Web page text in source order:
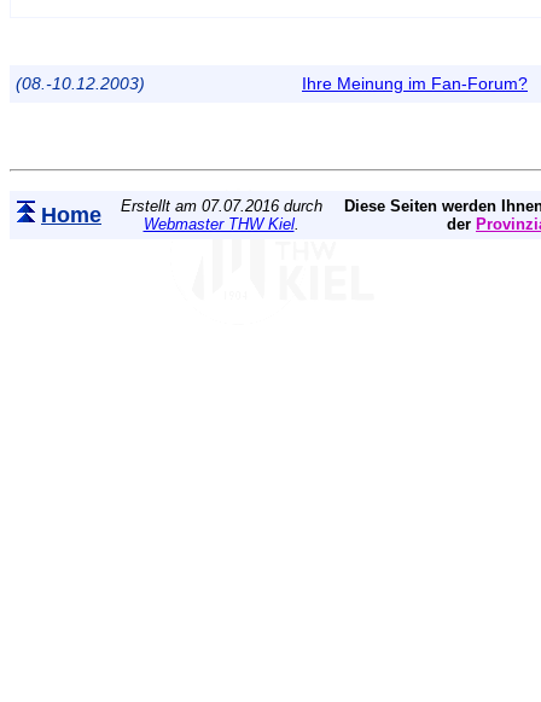
(08.-10.12.2003) Ihre Meinung im Fan-Forum?
Home
Erstellt am 07.07.2016 durch
Webmaster THW Kiel.
Diese Seiten werden
der